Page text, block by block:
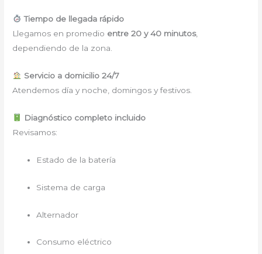
Tiempo de llegada rápido
Llegamos en promedio entre 20 y 40 minutos,
dependiendo de la zona.
Servicio a domicilio 24/7
Atendemos día y noche, domingos y festivos.
Diagnóstico completo incluido
Revisamos:
Estado de la batería
Sistema de carga
Alternador
Consumo eléctrico